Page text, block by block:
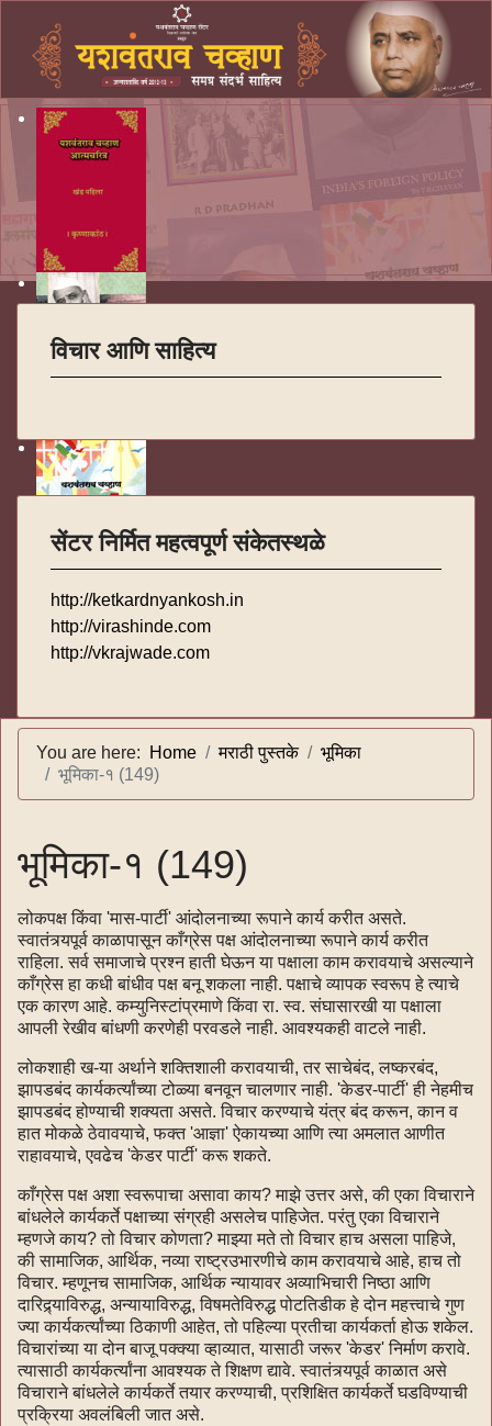
विचार आणि साहित्य
सेंटर निर्मित महत्वपूर्ण संकेतस्थळे
http://ketkardnyankosh.in
http://virashinde.com
http://vkrajwade.com
You are here: Home मराठी पुस्तके
भूमिका
भूमिका-१ (149)
भूमिका-१ (149)
लोकपक्ष किंवा 'मास-पार्टी' आंदोलनाच्या रूपाने कार्य करीत असते.
स्वातंत्र्यपूर्व काळापासून काँग्रेस पक्ष आंदोलनाच्या रूपाने कार्य करीत
राहिला. सर्व समाजाचे प्रश्न हाती घेऊन या पक्षाला काम करावयाचे असल्याने
काँग्रेस हा कधी बांधीव पक्ष बनू शकला नाही. पक्षाचे व्यापक स्वरूप हे त्याचे
एक कारण आहे. कम्युनिस्टांप्रमाणे किंवा रा. स्व. संघासारखी या पक्षाला
आपली रेखीव बांधणी करणेही परवडले नाही. आवश्यकही वाटले नाही.
लोकशाही ख-या अर्थाने शक्तिशाली करावयाची, तर साचेबंद, लष्करबंद,
झापडबंद कार्यकर्त्यांच्या टोळ्या बनवून चालणार नाही. 'केडर-पार्टी' ही नेहमीच
झापडबंद होण्याची शक्यता असते. विचार करण्याचे यंत्र बंद करून, कान व
हात मोकळे ठेवावयाचे, फक्त 'आज्ञा' ऐकायच्या आणि त्या अमलात आणीत
राहावयाचे, एवढेच 'केडर पार्टी' करू शकते.
काँग्रेस पक्ष अशा स्वरूपाचा असावा काय? माझे उत्तर असे, की एका विचाराने
बांधलेले कार्यकर्ते पक्षाच्या संग्रही असलेच पाहिजेत. परंतु एका विचाराने
म्हणजे काय? तो विचार कोणता? माझ्या मते तो विचार हाच असला पाहिजे,
की सामाजिक, आर्थिक, नव्या राष्ट्रउभारणीचे काम करावयाचे आहे, हाच तो
विचार. म्हणूनच सामाजिक, आर्थिक न्यायावर अव्याभिचारी निष्ठा आणि
दारिद्र्याविरुद्ध, अन्यायाविरुद्ध, विषमतेविरुद्ध पोटतिडीक हे दोन महत्त्वाचे गुण
ज्या कार्यकर्त्यांच्या ठिकाणी आहेत, तो पहिल्या प्रतीचा कार्यकर्ता होऊ शकेल.
विचारांच्या या दोन बाजू पक्क्या व्हाव्यात, यासाठी जरूर 'केडर' निर्माण करावे.
त्यासाठी कार्यकर्त्यांना आवश्यक ते शिक्षण द्यावे. स्वातंत्र्यपूर्व काळात असे
विचाराने बांधलेले कार्यकर्ते तयार करण्याची, प्रशिक्षित कार्यकर्ते घडविण्याची
प्रक्रिया अवलंबिली जात असे.